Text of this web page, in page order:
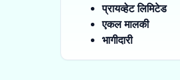
प्रायव्हेट लिमिटेड
एकल मालकी
भागीदारी